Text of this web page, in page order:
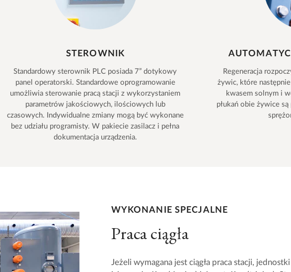
STEROWNIK
Standardowy sterownik PLC posiada 7” dotykowy
panel operatorski. Standardowe oprogramowanie
umożliwia sterowanie pracą stacji z wykorzystaniem
parametrów jakościowych, ilościowych lub
czasowych. Indywidualne zmiany mogą być wykonane
bez udziału programisty. W pakiecie zasilacz i pełna
dokumentacja urządzenia.
Regeneracja
żywic, które
kwasem solnym i
płukań obie żywice
WYKONANIE SPECJALNE
Praca ciągła
Jeżeli wymagana jest ciągła praca stacji,